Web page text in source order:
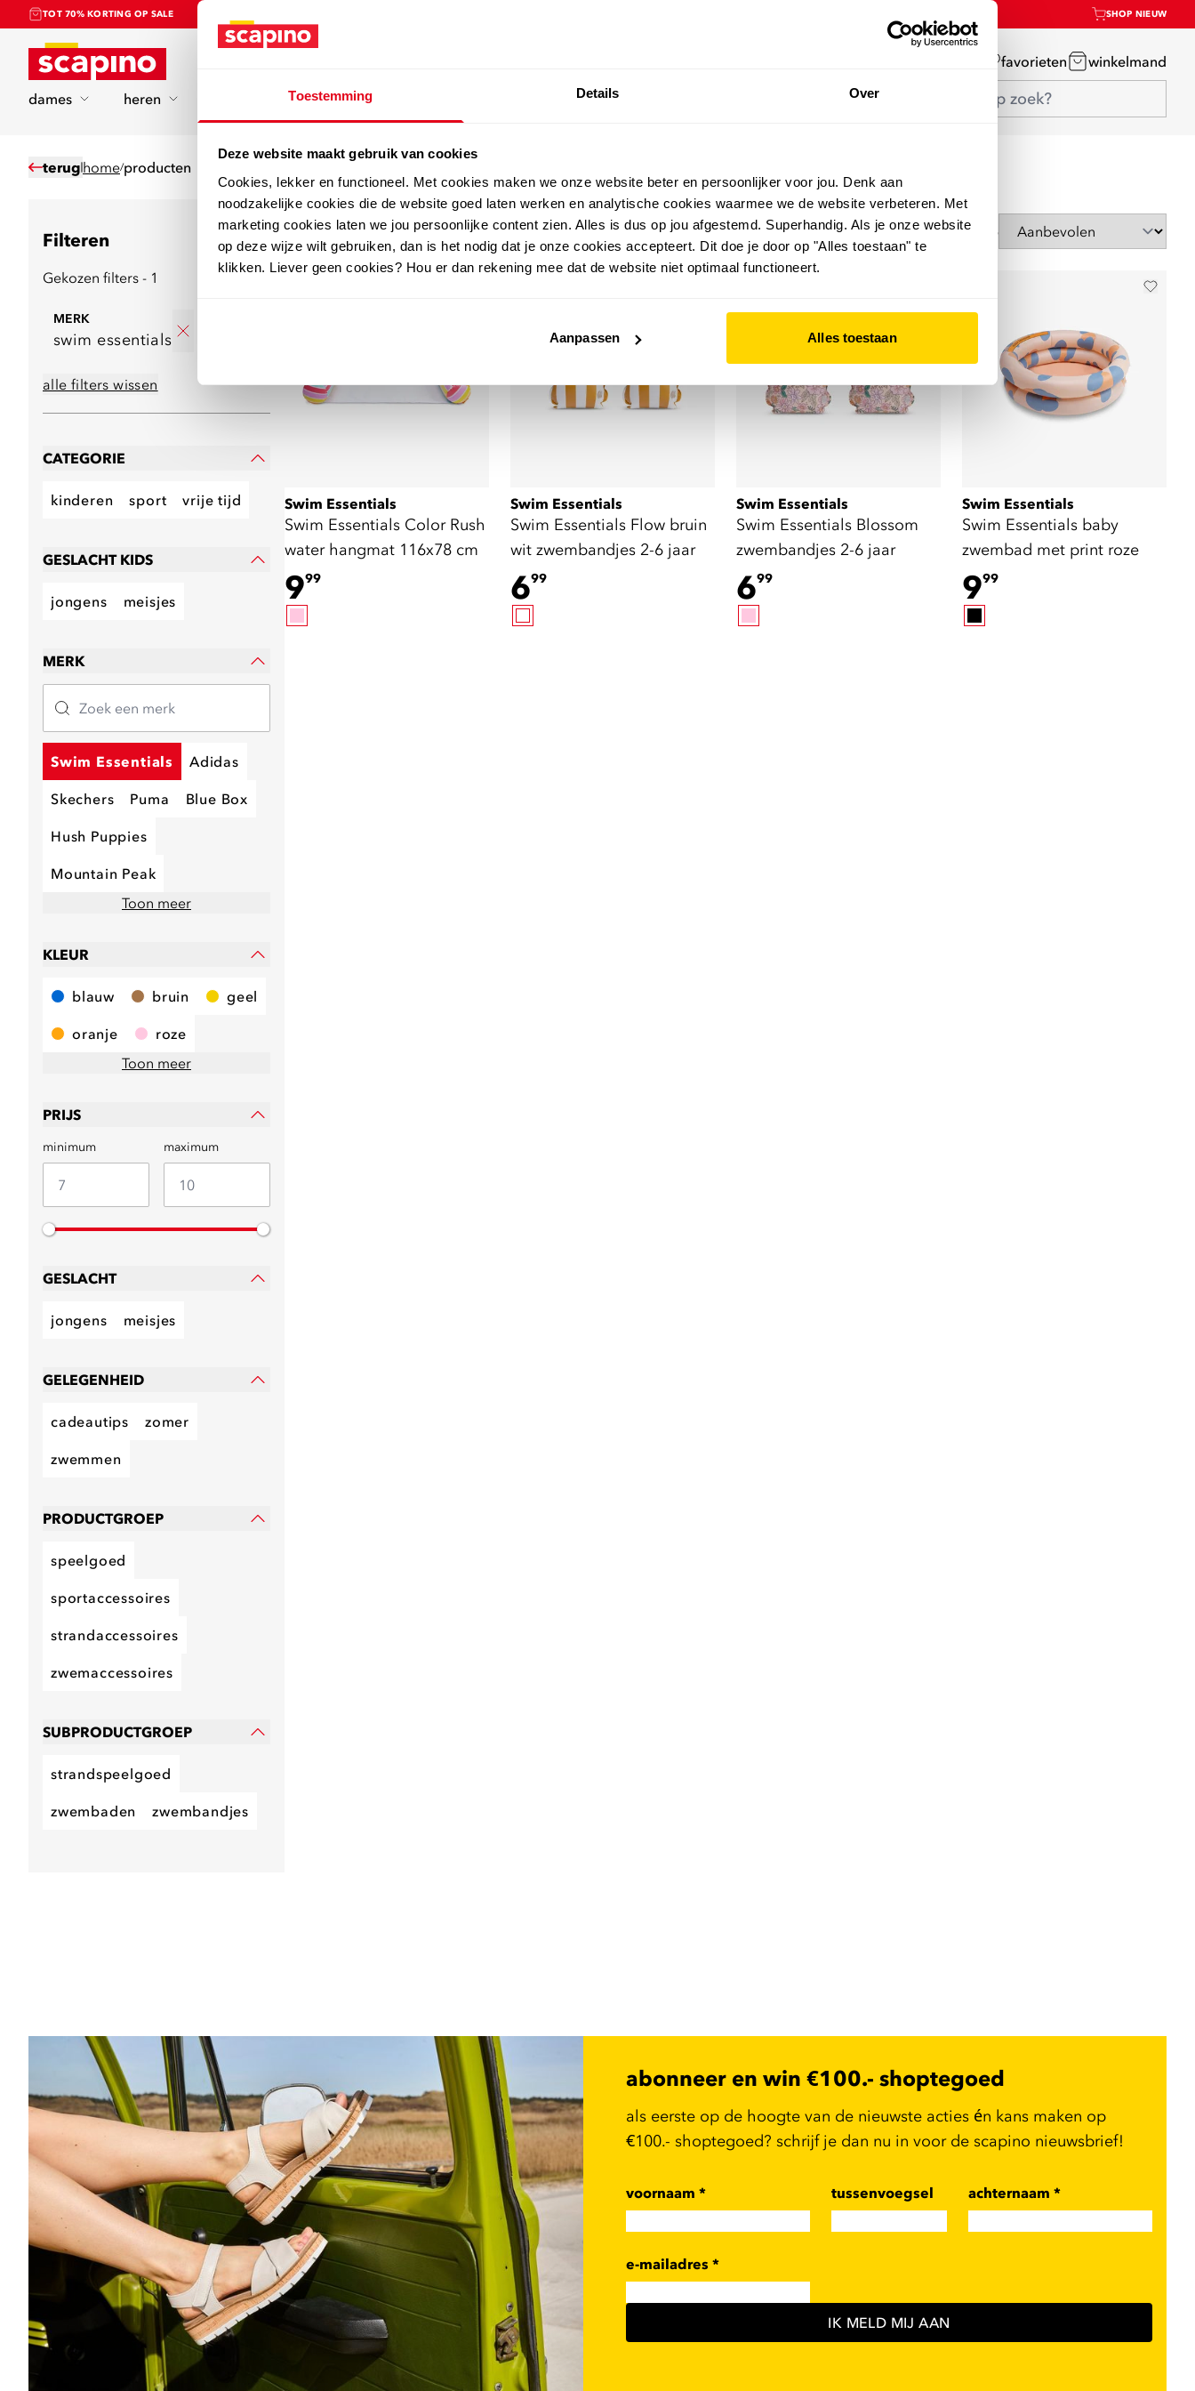
Toestemming Details Over
Deze website maakt gebruik van cookies
Cookies, lekker en functioneel. Met cookies maken we onze website beter en persoonlijker voor jou. Denk aan
noodzakelijke cookies die de website goed laten werken en analytische cookies waarmee we de website verbeteren. Met
marketing cookies laten we jou persoonlijke content zien. Alles is dus op jou afgestemd. Superhandig. Als je onze website
op deze wijze wilt gebruiken, dan is het nodig dat je onze cookies accepteert. Dit doe je door op "Alles toestaan" te
klikken. Liever geen cookies? Hou er dan rekening mee dat de website niet optimaal functioneert.
Aanpassen Alles toestaan
TOT 70% KORTING OP SALE SHOP NIEUW
Home favorieten winkelmand
dames heren sport merken
terug home/producten
Filteren
Gekozen filters - 1
MERK
swim essentials
alle filters wissen
CATEGORIE
kinderen sport vrije tijd
GESLACHT KIDS
jongens meisjes
MERK
Swim Essentials Adidas
Skechers Puma Blue Box
Hush Puppies
Mountain Peak
Toon meer
KLEUR
blauw bruin geel
oranje
roze
Toon meer
PRIJS
minimum maximum
GESLACHT
jongens meisjes
GELEGENHEID
cadeautips zomer
zwemmen
PRODUCTGROEP
speelgoed
sportaccessoires
strandaccessoires
zwemaccessoires
SUBPRODUCTGROEP
strandspeelgoed
zwembaden zwembandjes
4 producten Sorteer op
Swim Essentials
Swim Essentials Color Rush
water hangmat 116x78 cm
999
Swim Essentials
Swim Essentials Flow bruin
wit zwembandjes 2-6 jaar
699
Swim Essentials
Swim Essentials Blossom
zwembandjes 2-6 jaar
699
Swim Essentials
Swim Essentials baby
zwembad met print roze
999
abonneer en win €100.- shoptegoed
als eerste op de hoogte van de nieuwste acties én kans maken op
€100.- shoptegoed? schrijf je dan nu in voor de scapino nieuwsbrief!
voornaam * tussenvoegsel achternaam*
e-mailadres *
IK MELD MIJ AAN